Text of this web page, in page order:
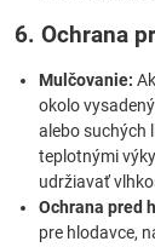
6. Ochrana
Mulčovanie:
okolo
alebo suchých
teplotnými
udržiavať
Ochrana pred
pre hlodavce,